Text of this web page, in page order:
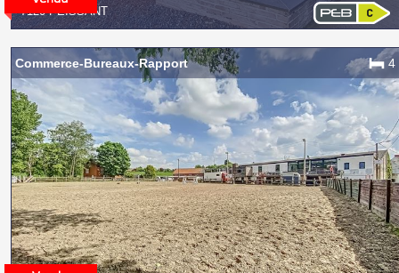
7120 PEISSANT
Commerce-Bureaux-Rapport 4